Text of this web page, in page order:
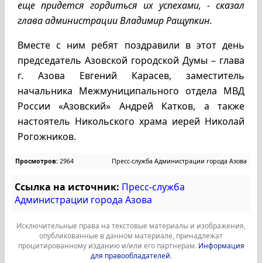
еще придется гордиться их успехами, - сказал
глава администрации Владимир Ращупкин.
Вместе с ним ребят поздравили в этот день
председатель Азовской городской Думы – глава
г. Азова Евгений Карасев, заместитель
начальника Межмуниципального отдела МВД
России «Азовский» Андрей Катков, а также
настоятель Никольского храма иерей Николай
Рогожников.
Просмотров: 2964 Пресс-служба Администрации города Азова
Ссылка на источник: Пресс-служба
Администрации города Азова
Исключительные права на текстовые материалы и изображения,
опубликованные в данном материале, принадлежат
процитированному изданию и/или его партнерам. Информация
для правообладателей.